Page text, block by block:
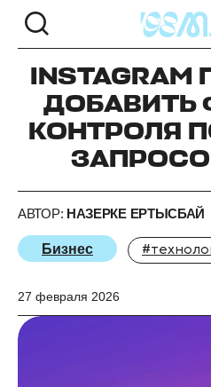
ДОБАВИТЬ
КОНТРОЛЯ
АВТОР: НАЗЕРКЕ ЕРТЫСБАЙ
Бизнес
27 февраля 2026